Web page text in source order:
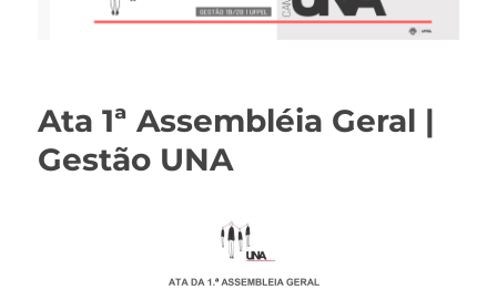
Ata 1ª Assembléia Geral |
Gestão UNA